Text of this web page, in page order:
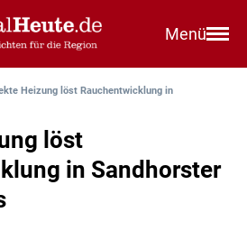
Menü
Heizung löst Rauchentwicklung in
löst
in Sandhorster